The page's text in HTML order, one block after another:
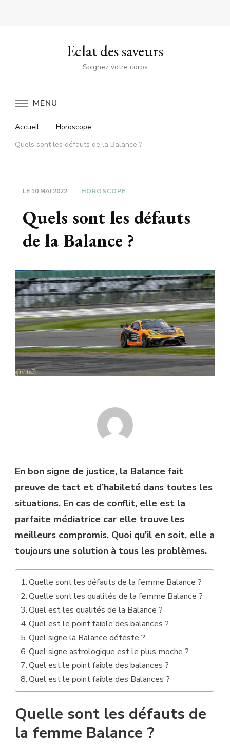
Eclat des saveurs
Soignez votre corps
MENU
Accueil
Horoscope
Quels sont les défauts de la Balance ?
LE 10 MAI 2022 HOROSCOPE
Quels sont les défauts
de la Balance ?
En bon signe de justice, la Balance fait
preuve de tact et d’habileté dans toutes les
situations. En cas de conflit, elle est la
parfaite médiatrice car elle trouve les
meilleurs compromis. Quoi qu’il en soit, elle a
toujours une solution à tous les problèmes.
Quelle sont les défauts de la femme Balance ?
Quelle sont les qualités de la femme Balance ?
Quel est les qualités de la Balance ?
Quel est le point faible des balances ?
Quel signe la Balance déteste ?
Quel signe astrologique est le plus moche ?
Quel est le point faible des balances ?
Quel est le point faible des Balances ?
Quelle sont les défauts de
la femme Balance ?